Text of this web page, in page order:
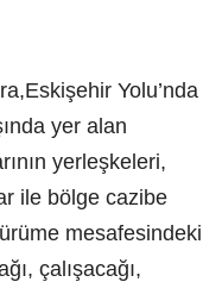
Yolu’nda
yer alan
yerleşkeleri,
ile bölge cazibe
mesafesindeki
çalışacağı,